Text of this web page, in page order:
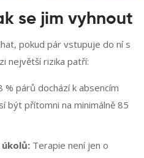
se jim vyhnout
pokud pár vstupuje do ní s
největší rizika patří:
% párů dochází k absencím
být přítomni na minimálně 85
Terapie není jen o